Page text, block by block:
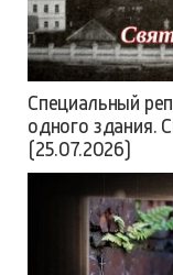
Специальный
одного здания.
(25.07.2026)